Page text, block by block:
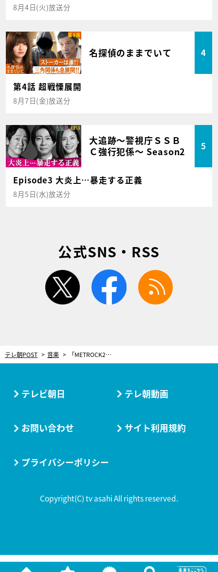
8月4日(火)放送分
名探偵のままでいて 4
第4話 超戦慄展開
8月7日(金)放送分
大追跡～警視庁ＳＳＢ
Ｃ強行犯係～ Season2
5
Episode3 大炎上…暴走する正義
8月5日(水)放送分
公式SNS・RSS
twitter facebook
テレ朝POST 音楽 「METROCK2026」2都市で開催決定！大阪公演も復活し“完全体メトロック”としてカムバック
テレビ朝日 テレ朝動画
お問い合わせ サイト利用規約
プライバシーポリシー
Copyright(C) tv asahi All rights reserved.